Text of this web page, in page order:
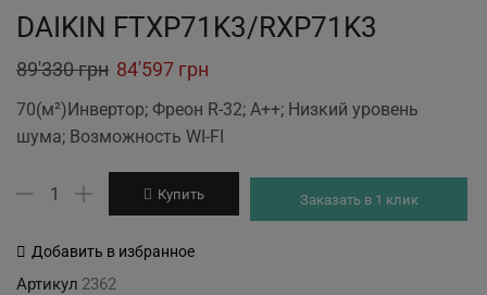
DAIKIN FTXP71K3/RXP71K3
89'330грн Original
was:
84'597 грн
price
is:
70(м²)Инвертор; Фреон R-32; А++; Низкий уровень
шума; Возможность WI-FI
Количество
DAIKIN
Купить Заказать в 1 клик
Добавить в избранное
Артикул 2362